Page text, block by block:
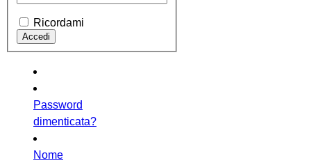
Ricordami
Password
dimenticata?
Nome